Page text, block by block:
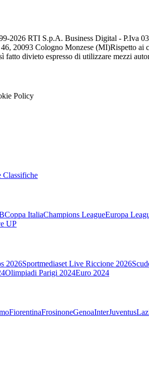
2026 RTI S.p.A. Business Digital - P.Iva
20093 Cologno Monzese (MI)Rispetto ai
fatto divieto espresso di utilizzare mezzi
Policy
Classifiche
Coppa ItaliaChampions LeagueEuropa
UP
2026Sportmediaset Live Riccione 2026
Olimpiadi Parigi 2024Euro 2024
FiorentinaFrosinoneGenoaInterJuventus